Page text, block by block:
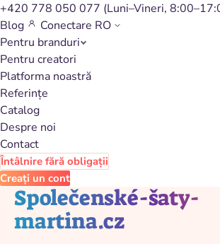
+420 778 050 077 (Luni–Vineri,
Blog
Conectare RO
Pentru branduri
Pentru creatori
Platforma noastră
Referințe
Catalog
Despre noi
Contact
Întâlnire fără obligații
Creați un cont
Înapoi la catalog
Společenské-šaty-
martina.cz